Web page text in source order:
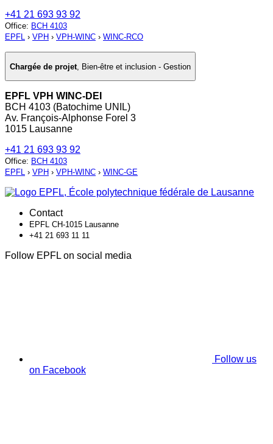
+41 21 693 93 92
Office: BCH 4103
EPFL › VPH › VPH-WINC › WINC-RCO
Chargée de projet Bien-être et inclusion - Gestion
EPFL VPH WINC-DEI
BCH 4103 (Batochime UNIL)
Av. François-Alphonse Forel 3
1015 Lausanne
+41 21 693 93 92
Office: BCH 4103
EPFL › VPH › VPH-WINC › WINC-GE
Contact
EPFL CH-1015 Lausanne
+41 21 693 11 11
Follow EPFL on social media
Follow us
on Facebook